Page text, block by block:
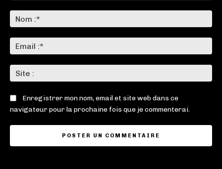
:*
:*
:
Enregistrer mon nom, email et site web dans ce
navigateur pour la prochaine fois que je commenterai.